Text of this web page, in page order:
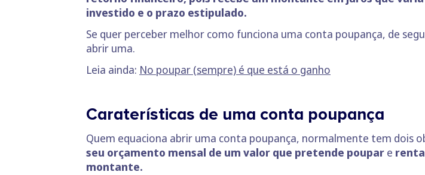
investido e o prazo estipulado.
Se quer perceber melhor como funciona uma conta poupança, de
abrir uma.
Leia ainda: No poupar (sempre) é que está o ganho
Caraterísticas de uma conta poupança
Quem equaciona abrir uma conta poupança, normalmente tem dois
seu orçamento mensal de um valor que pretende poupar e
montante.